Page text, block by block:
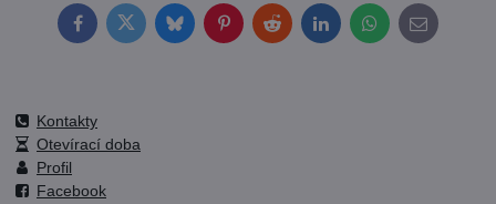
FacebookTwitterBlueskyPinterestRedditLinkedInWhatsApp
E-
mail
Kontakty
Otevírací doba
Profil
Facebook